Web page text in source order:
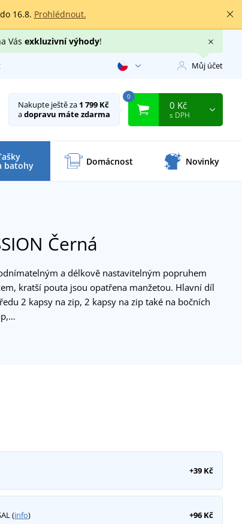
16.8. Prohlédnout.
Vás exkluzivní výhody!
Můj účet
Nakupte ještě za 1 799 Kč
adopravu máte zdarma
0
0 Kč
s DPH
batohy Domácnost Novinky
Černá
a délkově nastavitelným popruhem
kratší pouta jsou opatřena manžetou. Hlavní díl
2 kapsy na zip, 2 kapsy na zip také na bočních
+39 Kč
(info) +96 Kč